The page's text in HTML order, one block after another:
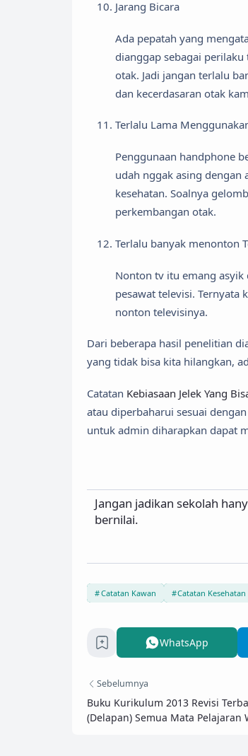
Jarang Bicara
Ada pepatah yang
dianggap sebagai
otak. Jadi jangan terlalu
dan kecerdasaran otak
Terlalu Lama
Penggunaan handphone
udah nggak asing dengan
kesehatan. Soalnya
perkembangan otak.
Terlalu banyak menonton
Nonton tv itu emang asyik
pesawat televisi. Ternyata
nonton televisinya.
Dari beberapa hasil penelitian
yang tidak bisa kita hilangkan,
Catatan Kebiasaan Jelek Yang
atau diperbaharui sesuai
untuk admin diharapkan dapat
Jangan jadikan sekolah
bernilai.
Catatan Kawan Catatan Kesehatan
WhatsApp
Sebelumnya
Buku Kurikulum 2013 Revisi
(Delapan) Semua Mata Pelajaran